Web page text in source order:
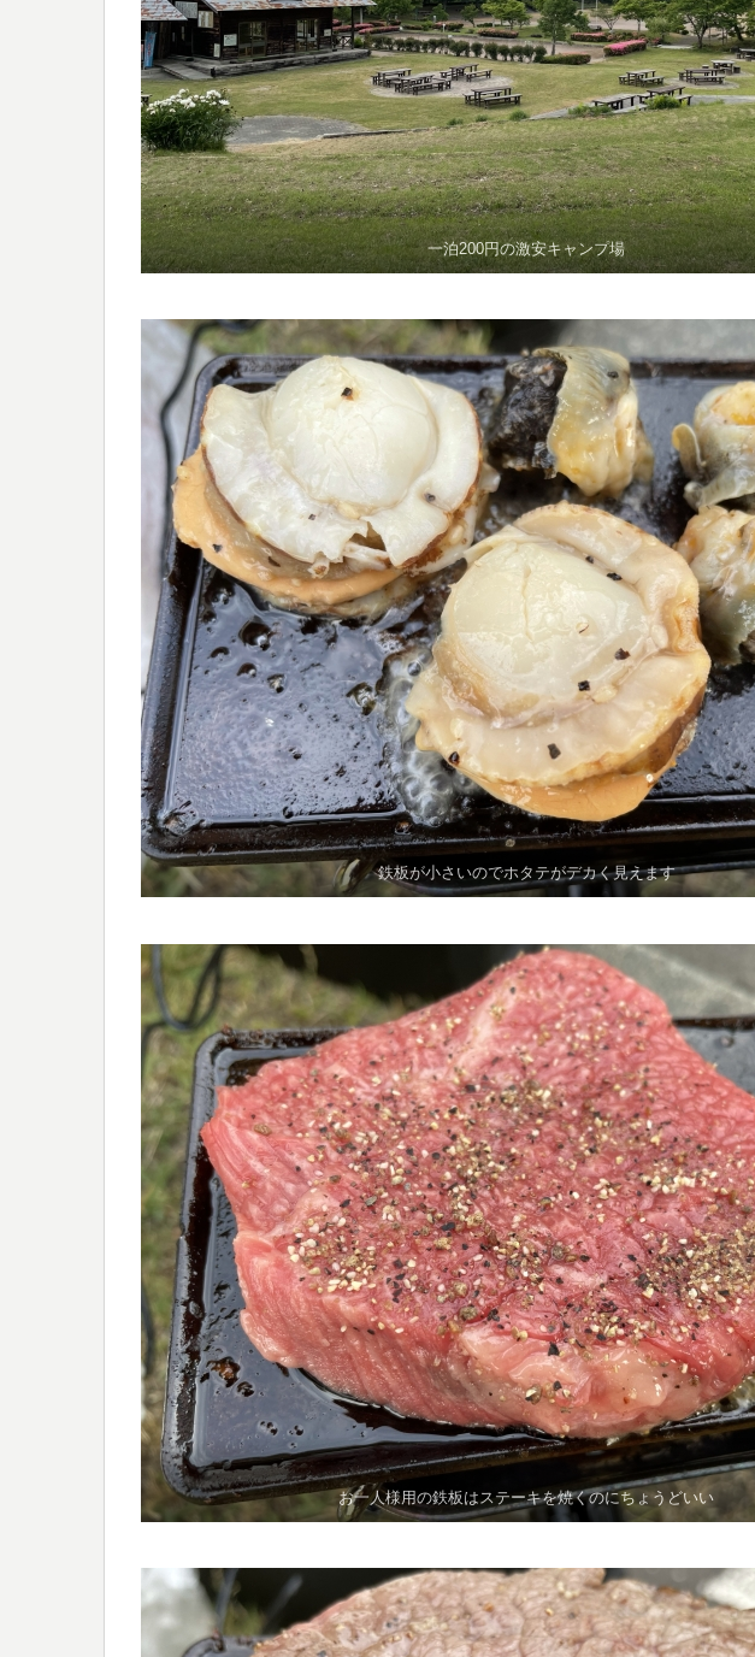
一泊200円の激安キャンプ場
鉄板が小さいのでホタテがデカく見えます
お一人様用の鉄板はステーキを焼くのにちょうどいい